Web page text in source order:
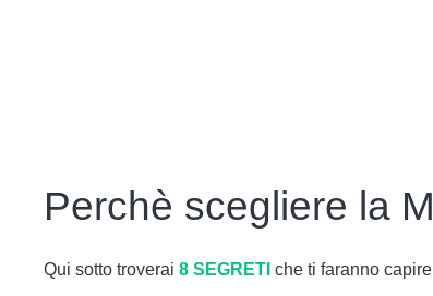
Perchè scegliere la
Qui sotto troverai 8 SEGRETI che ti faranno